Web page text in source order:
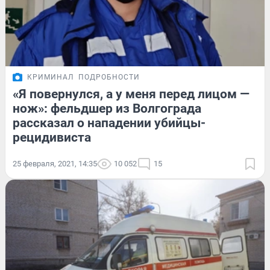
КРИМИНАЛ ПОДРОБНОСТИ
«Я повернулся, а у меня перед лицом —
нож»: фельдшер из Волгограда
рассказал о нападении убийцы-
рецидивиста
25 февраля, 2021, 14:35 10 052 15